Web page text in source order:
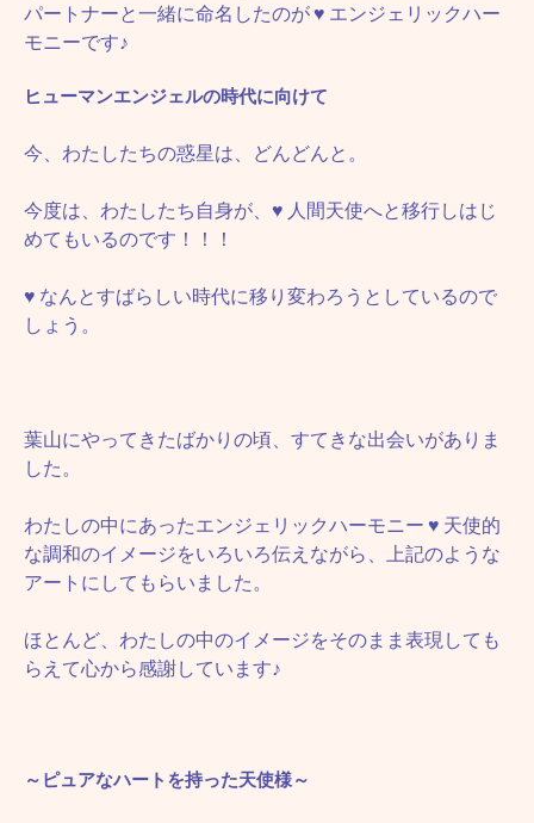
パートナーと一緒に命名したのが ♥ エンジェリックハー
モニーです♪
ヒューマンエンジェルの時代に向けて
今、わたしたちの惑星は、どんどんと。
今度は、わたしたち自身が、 ♥ 人間天使へと移行しはじ
めてもいるのです！！！
♥ なんとすばらしい時代に移り変わろうとしているので
しょう。
葉山にやってきたばかりの頃、すてきな出会いがありま
した。
わたしの中にあったエンジェリックハーモニー ♥ 天使的
な調和のイメージをいろいろ伝えながら、上記のような
アートにしてもらいました。
ほとんど、わたしの中のイメージをそのまま表現しても
らえて心から感謝しています♪
～ピュアなハートを持った天使様～